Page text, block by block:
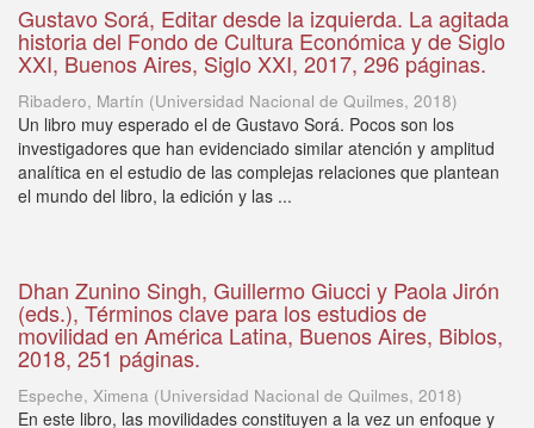
Gustavo Sorá, Editar desde la izquierda. La agitada
historia del Fondo de Cultura Económica y de Siglo
XXI, Buenos Aires, Siglo XXI, 2017, 296 páginas.
Ribadero, Martín (Universidad Nacional de Quilmes, 2018)
Un libro muy esperado el de Gustavo Sorá. Pocos son los
investigadores que han evidenciado similar atención y amplitud
analítica en el estudio de las complejas relaciones que plantean
el mundo del libro, la edición y las ...
Dhan Zunino Singh, Guillermo Giucci y Paola Jirón
(eds.), Términos clave para los estudios de
movilidad en América Latina, Buenos Aires, Biblos,
2018, 251 páginas.
Espeche, Ximena (Universidad Nacional de Quilmes, 2018)
En este libro, las movilidades constituyen a la vez un enfoque y